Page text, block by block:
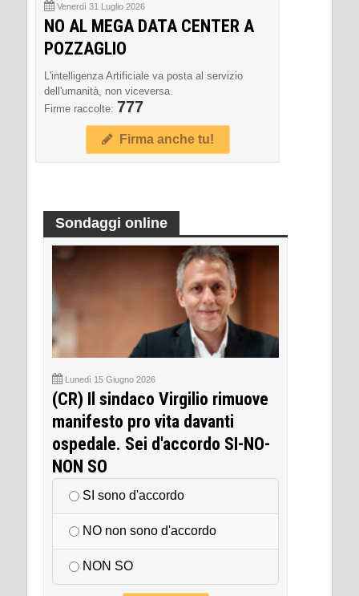
Venerdì 31 Luglio 2026
NO AL MEGA DATA CENTER A
POZZAGLIO
L'intelligenza Artificiale va posta al servizio
dell'umanità, non viceversa.
Firme raccolte: 777
Firma anche tu!
Sondaggi online
Lunedì 15 Giugno 2026
(CR) Il sindaco Virgilio rimuove
manifesto pro vita davanti
ospedale. Sei d'accordo SI-NO-
NON SO
SI sono d'accordo
NO non sono d'accordo
NON SO